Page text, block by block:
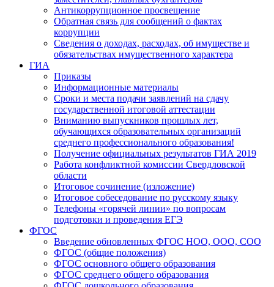
Антикоррупционное просвещение
Обратная связь для сообщений о фактах
коррупции
Сведения о доходах, расходах, об имуществе и
обязательствах имущественного характера
ГИА
Приказы
Информационные материалы
Сроки и места подачи заявлений на сдачу
государственной итоговой аттестации
Вниманию выпускников прошлых лет,
обучающихся образовательных организаций
среднего профессионального образования!
Получение официальных результатов ГИА 2019
Работа конфликтной комиссии Свердловской
области
Итоговое сочинение (изложение)
Итоговое собеседование по русскому языку
Телефоны «горячей линии» по вопросам
подготовки и проведения ЕГЭ
ФГОС
Введение обновленных ФГОС НОО, ООО, СОО
ФГОС (общие положения)
ФГОС основного общего образования
ФГОС среднего общего образования